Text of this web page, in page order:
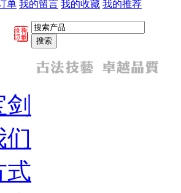
单 我的留言 我的收藏 我的推荐
们
式